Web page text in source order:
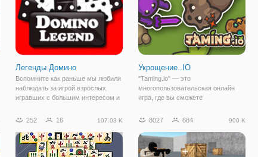
Легенды Домино
Вспомните как раньше мы любили
наблюдать за игрой взрослых,
игравших с большим интересом и
улице, во дворах, дома. Одной с
домино. Не возможно было так
просто
Укрощение..IO
"Taming.io" — это
многопользовательская онлайн
игра, где вы сможете
земного шара и стать владельцем
заняла свою нишу в коллекции
любимых ио игр многих геймеров.
252 16 107.03 K 8027 684 900 K